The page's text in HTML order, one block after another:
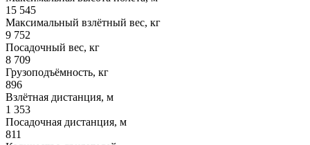
15 545
Максимальный взлётный вес, кг
9 752
Посадочный вес, кг
8 709
Грузоподъёмность, кг
896
Взлётная дистанция, м
1 353
Посадочная дистанция, м
811